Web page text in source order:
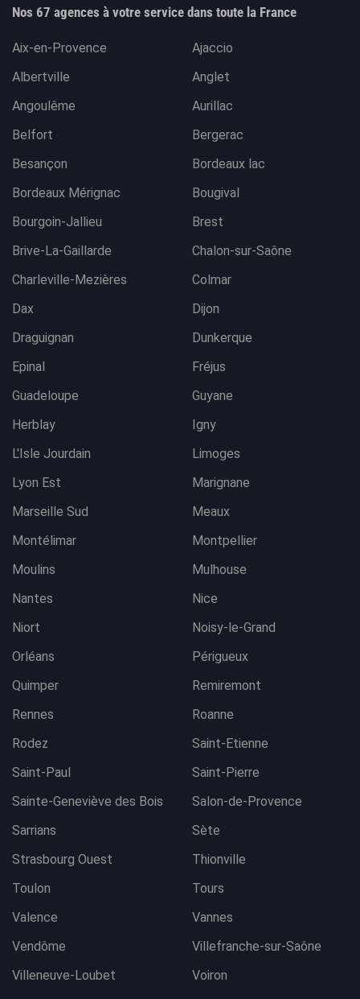
Nos 67 agences à votre service dans toute la France
Aix-en-Provence
Ajaccio
Albertville
Anglet
Angoulême
Aurillac
Belfort
Bergerac
Besançon
Bordeaux lac
Bordeaux Mérignac
Bougival
Bourgoin-Jallieu
Brest
Brive-La-Gaillarde
Chalon-sur-Saône
Charleville-Mezières
Colmar
Dax
Dijon
Draguignan
Dunkerque
Epinal
Fréjus
Guadeloupe
Guyane
Herblay
Igny
L'Isle Jourdain
Limoges
Lyon Est
Marignane
Marseille Sud
Meaux
Montélimar
Montpellier
Moulins
Mulhouse
Nantes
Nice
Niort
Noisy-le-Grand
Orléans
Périgueux
Quimper
Remiremont
Rennes
Roanne
Rodez
Saint-Etienne
Saint-Paul
Saint-Pierre
Sainte-Geneviève des Bois
Salon-de-Provence
Sarrians
Sète
Strasbourg Ouest
Thionville
Toulon
Tours
Valence
Vannes
Vendôme
Villefranche-sur-Saône
Villeneuve-Loubet
Voiron